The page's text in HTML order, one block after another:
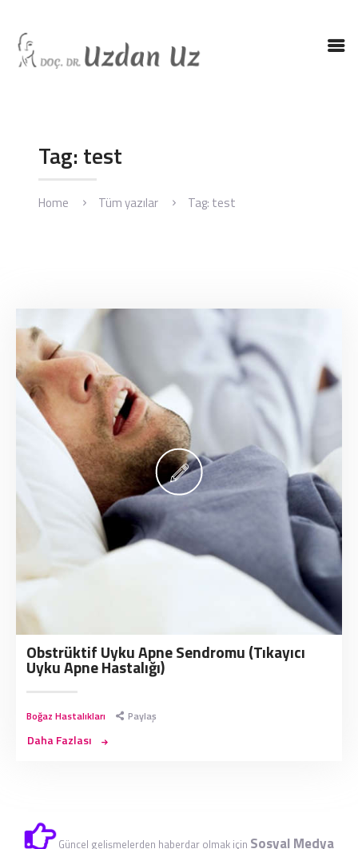
Tag: test
Home Tüm yazılar Tag: test
KBB HASTALIKLARI
KBB AMELIYATLARI
BLOG
Obstrüktif Uyku Apne Sendromu (Tıkayıcı
Uyku Apne Hastalığı)
Boğaz Hastalıkları Paylaş
Daha Fazlası
Güncel gelişmelerden haberdar olmak için Sosyal Medya